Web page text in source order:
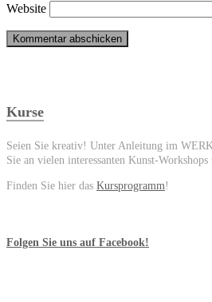
Website
Kurse
Seien Sie kreativ! Unter Anleitung im
Sie an vielen interessanten Kunst-Workshops
Finden Sie hier das Kursprogramm!
Folgen Sie uns auf Facebook!